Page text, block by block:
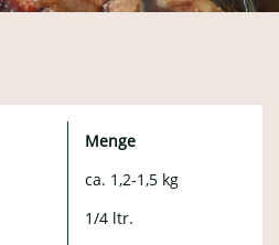
Menge
ca. 1,2-1,5 kg
1/4 ltr.